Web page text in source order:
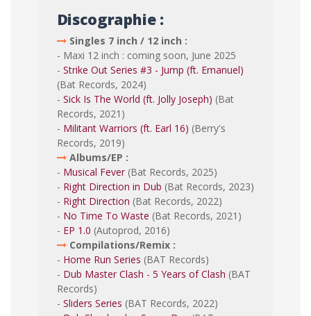
Discographie :
Singles 7 inch / 12 inch :
- Maxi 12 inch : coming soon, June 2025
- Strike Out Series #3 - Jump (ft. Emanuel)
(Bat Records, 2024)
- Sick Is The World (ft. Jolly Joseph) (Bat
Records, 2021)
- Militant Warriors (ft. Earl 16) (Berry's
Records, 2019)
Albums/EP :
- Musical Fever(Bat Records, 2025)
- Right Direction in Dub (Bat Records, 2023)
- Right Direction (Bat Records, 2022)
- No Time To Waste (Bat Records, 2021)
- EP 1.0 (Autoprod, 2016)
Compilations/Remix :
- Home Run Series (BAT Records)
- Dub Master Clash - 5 Years of Clash (BAT
Records)
- Sliders Series (BAT Records, 2022)